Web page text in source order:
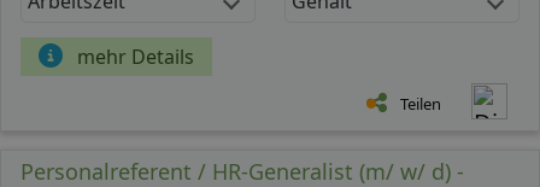
mehr Details
Teilen
Personalreferent / HR-Generalist (m/ w/ d) -